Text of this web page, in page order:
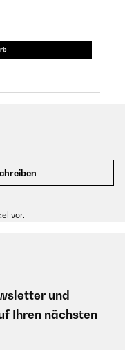
vor.
und
Ihren nächsten